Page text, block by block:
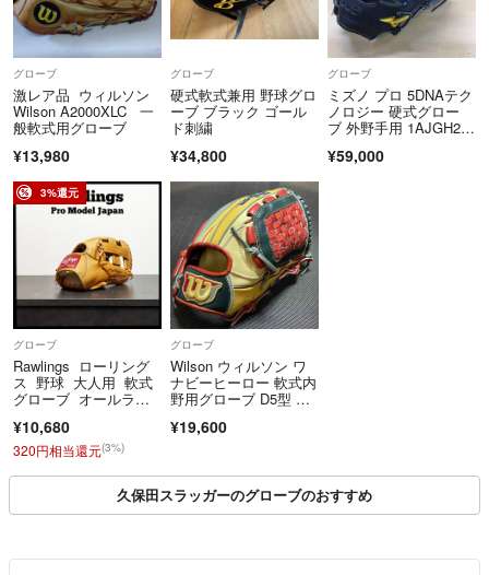
グローブ
激レア品 ウィルソン
Wilson A2000XLC 一
般軟式用グローブ
¥13,980
グローブ
硬式軟式兼用 野球グロ
ーブ ブラック ゴール
ド刺繍
¥34,800
グローブ
ミズノ プロ 5DNAテク
ノロジー 硬式グロー
ブ 外野手用 1AJGH22
¥59,000
3%還元
グローブ
Rawlings ローリング
ス 野球 大人用 軟式
グローブ オールラウ
¥10,680
320円相当還元(3%)
グローブ
Wilson ウィルソン ワ
ナビーヒーロー 軟式内
野用グローブ D5型 W
¥19,600
久保田スラッガーのグローブのおすすめ